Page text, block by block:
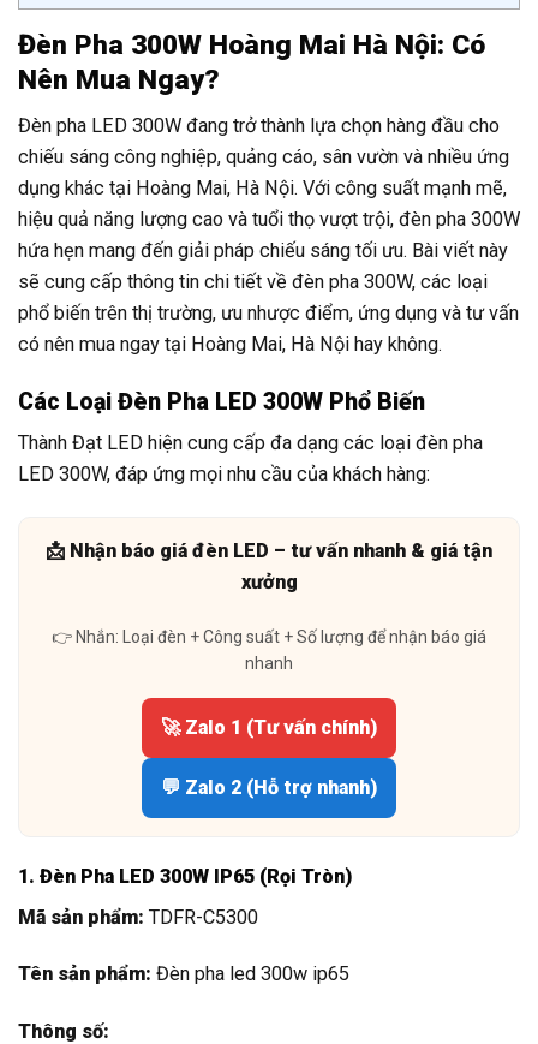
Đèn Pha 300W Hoàng Mai Hà Nội: Có
Nên Mua Ngay?
Đèn pha LED 300W đang trở thành lựa chọn hàng đầu cho
chiếu sáng công nghiệp, quảng cáo, sân vườn và nhiều ứng
dụng khác tại Hoàng Mai, Hà Nội. Với công suất mạnh mẽ,
hiệu quả năng lượng cao và tuổi thọ vượt trội, đèn pha 300W
hứa hẹn mang đến giải pháp chiếu sáng tối ưu. Bài viết này
sẽ cung cấp thông tin chi tiết về đèn pha 300W, các loại
phổ biến trên thị trường, ưu nhược điểm, ứng dụng và tư vấn
có nên mua ngay tại Hoàng Mai, Hà Nội hay không.
Các Loại Đèn Pha LED 300W Phổ Biến
Thành Đạt LED hiện cung cấp đa dạng các loại đèn pha
LED 300W, đáp ứng mọi nhu cầu của khách hàng:
📩 Nhận báo giá đèn LED – tư vấn nhanh & giá tận
xưởng
👉 Nhắn: Loại đèn + Công suất + Số lượng để nhận báo giá
nhanh
🚀 Zalo 1 (Tư vấn chính)
💬 Zalo 2 (Hỗ trợ nhanh)
1. Đèn Pha LED 300W IP65 (Rọi Tròn)
Mã sản phẩm: TDFR-C5300
Tên sản phẩm: Đèn pha led 300w ip65
Thông số: